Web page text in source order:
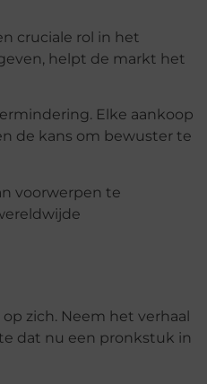
cruciale rol in het
helpt de markt het
Elke aankoop
de kans om bewuster te
voorwerpen te
zich. Neem het verhaal
dat nu een pronkstuk in